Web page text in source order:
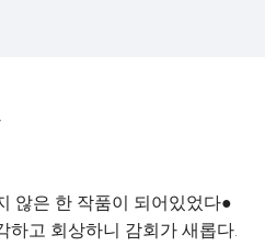
않은 한 작품이 되어있었다●
하고 회상하니 감회가 새롭다.